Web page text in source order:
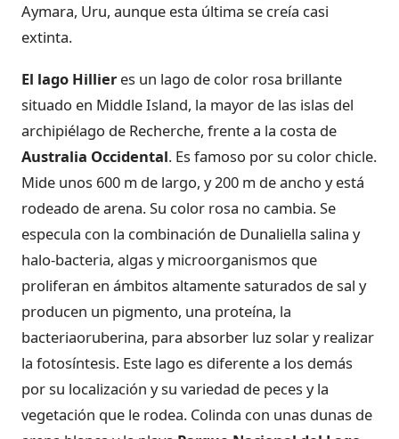
Aymara, Uru, aunque esta última se creía casi
extinta.
El lago Hillier es un lago de color rosa brillante
situado en Middle Island, la mayor de las islas del
archipiélago de Recherche, frente a la costa de
Australia Occidental. Es famoso por su color chicle.
Mide unos 600 m de largo, y 200 m de ancho y está
rodeado de arena. Su color rosa no cambia. Se
especula con la combinación de Dunaliella salina y
halo-bacteria, algas y microorganismos que
proliferan en ámbitos altamente saturados de sal y
producen un pigmento, una proteína, la
bacteriaoruberina, para absorber luz solar y realizar
la fotosíntesis. Este lago es diferente a los demás
por su localización y su variedad de peces y la
vegetación que le rodea. Colinda con unas dunas de